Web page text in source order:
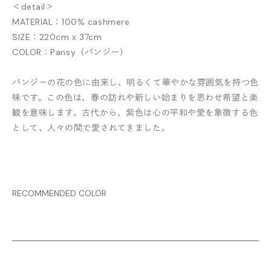
＜detail＞
MATERIAL：100% cashmere
SIZE：220cm x 37cm
COLOR：Pansy（パンジー）
パンジーの花の色に由来し、明るくて華やかな雰囲気を持つ色
味です。この色は、春の訪れや新しい始まりを思わせ希望と楽
観を意味します。古代から、紫色は心の平和や愛を象徴する色
として、人々の間で愛されてきました。
RECOMMENDED COLOR